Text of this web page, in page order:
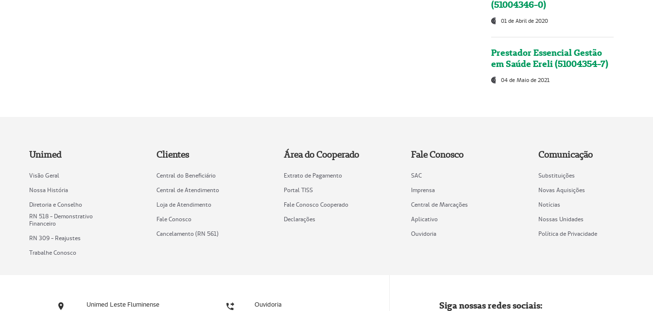
(51004346-0)
01 de Abril de 2020
Prestador Essencial Gestão
em Saúde Ereli (51004354-7)
04 de Maio de 2021
Unimed
Visão Geral
Nossa História
Diretoria e Conselho
RN 518 - Demonstrativo
Financeiro
RN 309 - Reajustes
Trabalhe Conosco
Clientes
Central do Beneficiário
Central de Atendimento
Loja de Atendimento
Fale Conosco
Cancelamento (RN 561)
Área do Cooperado
Extrato de Pagamento
Portal TISS
Fale Conosco Cooperado
Declarações
Fale Conosco
SAC
Imprensa
Central de Marcações
Aplicativo
Ouvidoria
Comunicação
Substituições
Novas Aquisições
Notícias
Nossas Unidades
Política de Privacidade
Unimed Leste Fluminense Ouvidoria Siga nossas redes sociais: